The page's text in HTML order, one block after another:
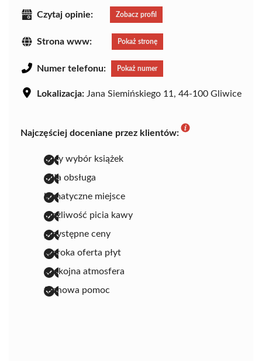
Czytaj opinie: Zobacz profil
Strona www: Pokaż stronę
Numer telefonu: Pokaż numer
Lokalizacja: Jana Siemińskiego 11, 44-100 Gliwice
Najczęściej doceniane przez klientów:
duży wybór książek
miła obsługa
klimatyczne miejsce
możliwość picia kawy
przystępne ceny
szeroka oferta płyt
spokojna atmosfera
fachowa pomoc